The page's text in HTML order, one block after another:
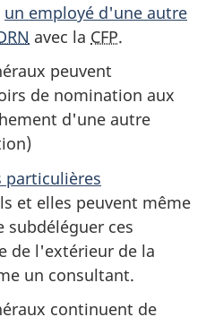
un employé d'une autre
avec la CFP.
peuvent
de nomination aux
d'une autre
particulières
et elles peuvent même
ces
de l'extérieur de la
un consultant.
continuent de